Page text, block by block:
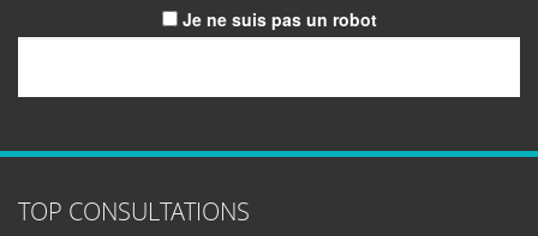
Je ne suis pas un robot
TOP CONSULTATIONS